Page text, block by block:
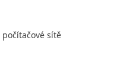
sítě